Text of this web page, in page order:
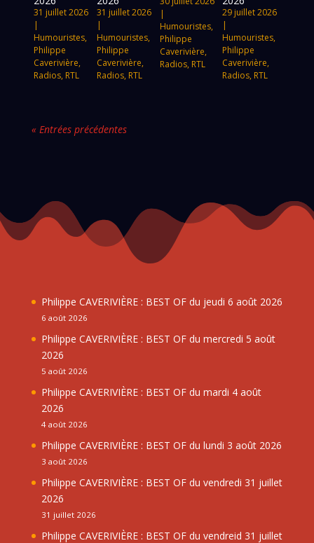
31 juillet 2026
|
Humouristes,
Philippe
Caverivière,
Radios, RTL
31 juillet 2026
|
Humouristes,
Philippe
Caverivière,
Radios, RTL
|
Humouristes,
Philippe
Caverivière,
Radios, RTL
29 juillet 2026
|
Humouristes,
Philippe
Caverivière,
Radios, RTL
« Entrées précédentes
Philippe CAVERIVIÈRE : BEST OF du jeudi 6 août 2026
6 août 2026
Philippe CAVERIVIÈRE : BEST OF du mercredi 5 août
2026
5 août 2026
Philippe CAVERIVIÈRE : BEST OF du mardi 4 août
2026
4 août 2026
Philippe CAVERIVIÈRE : BEST OF du lundi 3 août 2026
3 août 2026
Philippe CAVERIVIÈRE : BEST OF du vendredi 31 juillet
2026
31 juillet 2026
Philippe CAVERIVIÈRE : BEST OF du vendreid 31 juillet